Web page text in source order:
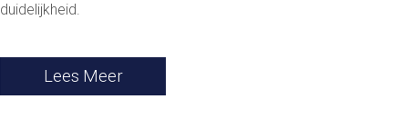
duidelijkheid.
Lees Meer